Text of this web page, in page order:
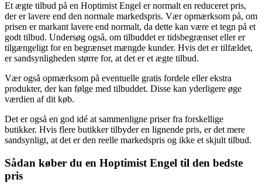
Et ægte tilbud på en Hoptimist Engel er normalt en reduceret pris,
der er lavere end den normale markedspris. Vær opmærksom på, om
prisen er markant lavere end normalt, da dette kan være et tegn på et
godt tilbud. Undersøg også, om tilbuddet er tidsbegrænset eller er
tilgængeligt for en begrænset mængde kunder. Hvis det er tilfældet,
er sandsynligheden større for, at det er et ægte tilbud.
Vær også opmærksom på eventuelle gratis fordele eller ekstra
produkter, der kan følge med tilbuddet. Disse kan yderligere øge
værdien af dit køb.
Det er også en god idé at sammenligne priser fra forskellige
butikker. Hvis flere butikker tilbyder en lignende pris, er det mere
sandsynligt, at det er den reelle markedspris og ikke et skjult tilbud.
Sådan køber du en Hoptimist Engel til den bedste
pris